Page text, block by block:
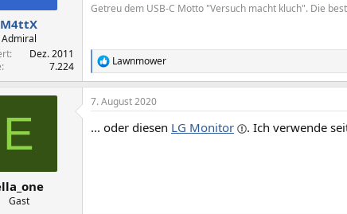
M4ttX
Admiral
Dez. 2011
7.224
Getreu dem USB-C Motto "Versuch macht kluch". Die
R
e
a
k
i
Lawnmower
E
Gast
7. August 2020
... oder diesen LG Monitor . Ich verwende